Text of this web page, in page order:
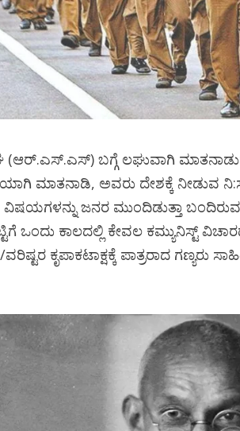
ಬಗ್ಗೆ ಲಘುವಾಗಿ
ಮಾತನಾಡಿ, ಅವರು ದೇಶಕ್ಕೆ ನೀಡುವ
ಜನರ ಮುಂದಿಡುತ್ತಾ
ಒಂದು ಕಾಲದಲ್ಲಿ ಕೇವಲ ಕಮ್ಯುನಿಸ್ಟ್
ಕೃಪಾಕಟಾಕ್ಷಕ್ಕೆ ಪಾತ್ರರಾದ ಗಣ್ಯರು